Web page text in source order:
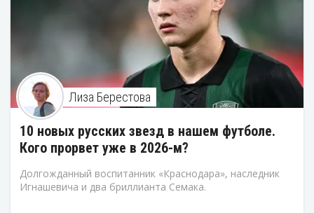
Лиза Берестова
10 новых русских звезд в нашем футболе.
Кого прорвет уже в 2026-м?
Долгожданный воспитанник «Краснодара», наследник
Игнашевича и два бриллианта Семака.